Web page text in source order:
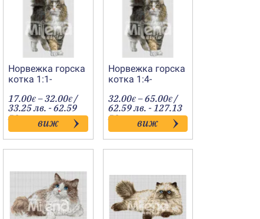
Норвежка горска
котка 1:1-
17.00€ –32.00€Price
range:
17.00€
through
32.00€
/
33.25 лв. - 62.59
лв. виж
Норвежка горска
котка 1:4-
32.00€ –65.00€Price
range:
32.00€
through
65.00€
/
62.59 лв. - 127.13
лв. виж